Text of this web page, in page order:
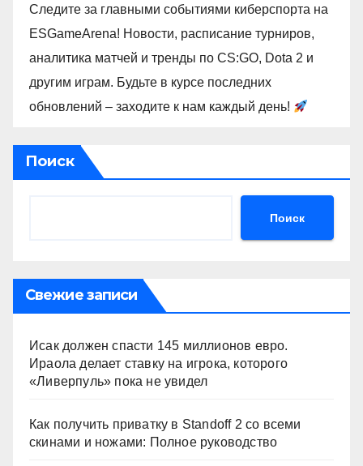
Следите за главными событиями киберспорта на
ESGameArena! Новости, расписание турниров,
аналитика матчей и тренды по CS:GO, Dota 2 и
другим играм. Будьте в курсе последних
обновлений – заходите к нам каждый день!
Поиск
Поиск
Свежие записи
Исак должен спасти 145 миллионов евро.
Ираола делает ставку на игрока, которого
«Ливерпуль» пока не увидел
Как получить приватку в Standoff 2 со всеми
скинами и ножами: Полное руководство